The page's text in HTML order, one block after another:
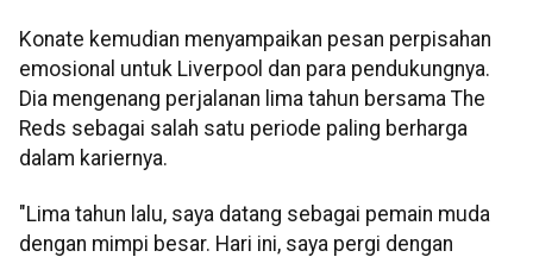
Konate kemudian menyampaikan pesan perpisahan
emosional untuk Liverpool dan para pendukungnya.
Dia mengenang perjalanan lima tahun bersama The
Reds sebagai salah satu periode paling berharga
dalam kariernya.
"Lima tahun lalu, saya datang sebagai pemain muda
dengan mimpi besar. Hari ini, saya pergi dengan